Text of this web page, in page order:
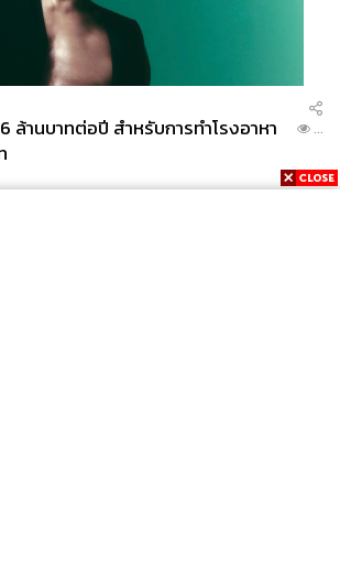
ล้านบาทต่อปี สำหรับการทำโรงอาหา
...